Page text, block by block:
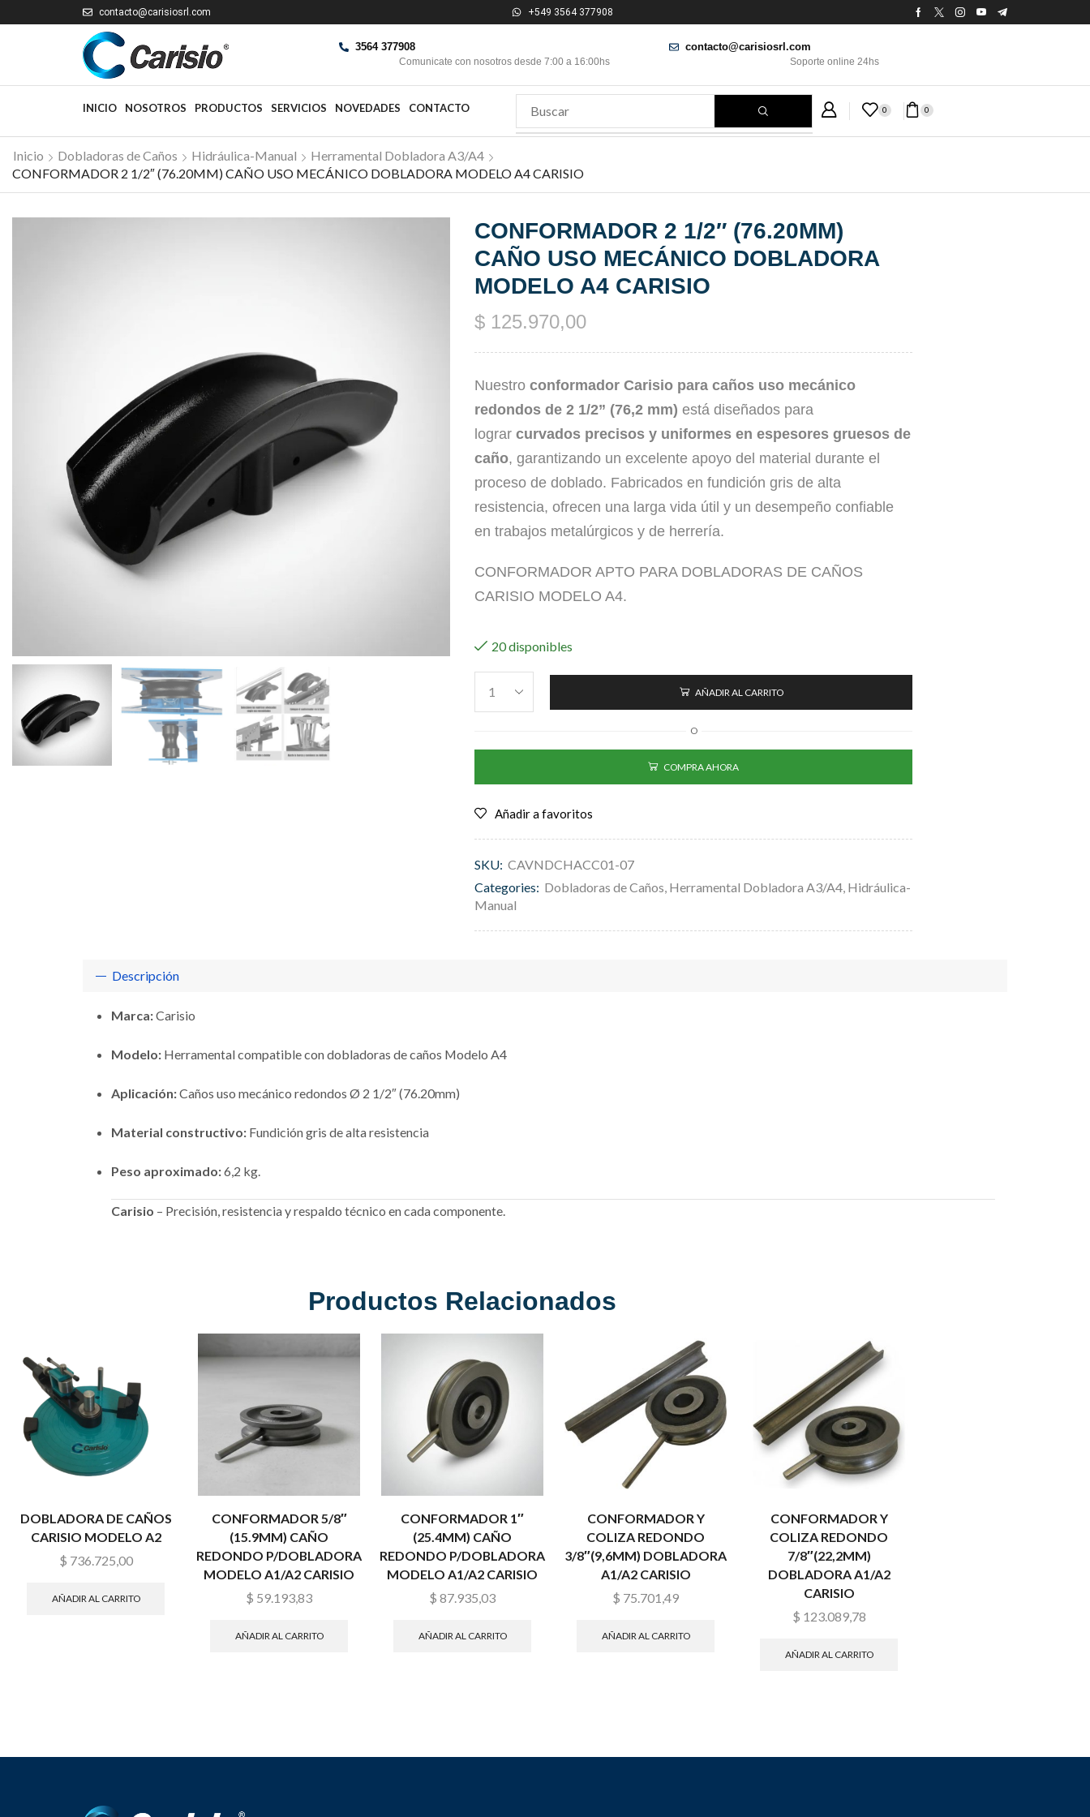
contacto@carisiosrl.com +549 3564 377908
3564 377908
Comunicate con nosotros desde 7:00 a 16:00hs
contacto@carisiosrl.com
Soporte online 24hs
INICIO NOSOTROS PRODUCTOS SERVICIOS NOVEDADES CONTACTO 0 0
Inicio Dobladoras de Caños Hidráulica-Manual
Herramental Dobladora A3/A4
CONFORMADOR 2 1/2″ (76.20MM) CAÑO USO MECÁNICO DOBLADORA MODELO A4 CARISIO
CONFORMADOR 2 1/2″ (76.20MM)
CAÑO USO MECÁNICO DOBLADORA
MODELO A4 CARISIO
$ 125.970,00
Nuestro conformador Carisio para caños uso mecánico
redondos de 2 1/2” (76,2 mm) está diseñados para
lograr curvados precisos y uniformes en espesores gruesos de
caño, garantizando un excelente apoyo del material durante el
proceso de doblado. Fabricados en fundición gris de alta
resistencia, ofrecen una larga vida útil y un desempeño confiable
en trabajos metalúrgicos y de herrería.
CONFORMADOR APTO PARA DOBLADORAS DE CAÑOS
CARISIO MODELO A4.
20 disponibles
AÑADIR AL CARRITO
O
COMPRA AHORA
Añadir a favoritos
SKU: CAVNDCHACC01-07
Categories: Dobladoras de Caños, Herramental Dobladora A3/A4, Hidráulica-
Manual
Descripción
Marca:Carisio
Modelo: Herramental compatible con dobladoras de caños Modelo A4
Aplicación:Caños uso mecánico redondos Ø 2 1/2″ (76.20mm)
Material constructivo: Fundición gris de alta resistencia
Peso aproximado:6,2 kg.
Carisio – Precisión, resistencia y respaldo técnico en cada componente.
Productos Relacionados
DOBLADORA DE CAÑOS
CARISIO MODELO A2
$ 736.725,00
AÑADIR AL CARRITO
CONFORMADOR 5/8″
(15.9MM) CAÑO
REDONDO P/DOBLADORA
MODELO A1/A2 CARISIO
$ 59.193,83
AÑADIR AL CARRITO
CONFORMADOR 1″
(25.4MM) CAÑO
REDONDO P/DOBLADORA
MODELO A1/A2 CARISIO
$ 87.935,03
AÑADIR AL CARRITO
CONFORMADOR Y
COLIZA REDONDO
3/8″(9,6MM) DOBLADORA
A1/A2 CARISIO
$ 75.701,49
AÑADIR AL CARRITO
CONFORMADOR Y
COLIZA REDONDO
7/8″(22,2MM)
DOBLADORA A1/A2
CARISIO
$ 123.089,78
AÑADIR AL CARRITO